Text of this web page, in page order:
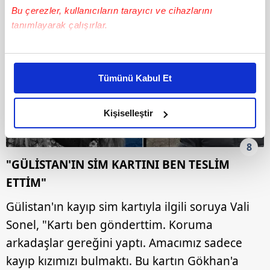
Bu çerezler, kullanıcıların tarayıcı ve cihazlarını
tanımlayarak çalışırlar.
Bu çerezlere izin vermeniz halinde sizlere özel
daha iyi reklam deneyimi yaşatabiliriz. Bunu yaparken
amacımızın size daha iyi bir reklam deneyimi sunmak
olduğunu ve sizlere en iyi içerikleri sunabilmek adına
elimizden gelen çabayı gösterdiğimizi ve bu noktada,
reklamların maliyetlerimizi karşılamak noktasında tek gelir
Her halükârda, kullanıcılar, bu çerezlere izin vermedikleri
gösterilmeyecektir."
Sizlere daha iyi bir hizmet sunabilmek için İnternet
Sitemizde kendimize ve üçüncü kişilere ait çerezler
Tümünü Kabul Et
Kişiselleştir
8
"GÜLİSTAN'IN SİM KARTINI BEN TESLİM
ETTİM"
Gülistan'ın kayıp sim kartıyla ilgili soruya Vali
Sonel, "Kartı ben gönderttim. Koruma
arkadaşlar gereğini yaptı. Amacımız sadece
kayıp kızımızı bulmaktı. Bu kartın Gökhan'a